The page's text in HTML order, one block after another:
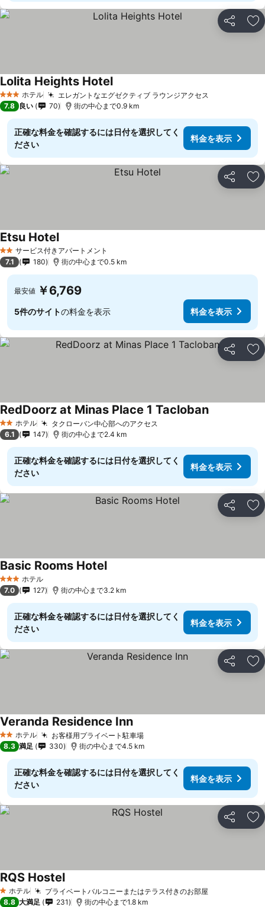
シェア お
3 ホテルのランク
ホテル エレガントなエグゼクティブ ラウンジアクセス
Lolita Heights Hotel
7.8 良い 70 街の中心まで0.9 km
正確な料金を確認するには日付を選択してく
ださい
料金を表示
シェア お
2 ホテルのランク
サービス付きアパートメント
Etsu Hotel
7.1 180 街の中心まで0.5 km
最安値 ￥6,769
5件のサイトの料金を表示 料金を表示
シェア お
2 ホテルのランク
ホテル タクローバン中心部へのアクセス
RedDoorz at Minas Place 1 Tacloban
6.1 147 街の中心まで2.4 km
正確な料金を確認するには日付を選択してく
ださい
料金を表示
シェア お
3 ホテルのランク
ホテル
Basic Rooms Hotel
7.0 127 街の中心まで3.2 km
正確な料金を確認するには日付を選択してく
ださい
料金を表示
シェア お
2 ホテルのランク
ホテル お客様用プライベート駐車場
Veranda Residence Inn
8.3 満足 330 街の中心まで4.5 km
正確な料金を確認するには日付を選択してく
ださい
料金を表示
シェア お
1 ホテルのランク
ホテル プライベートバルコニーまたはテラス付きのお部屋
RQS Hostel
8.8 大満足 231 街の中心まで1.8 km